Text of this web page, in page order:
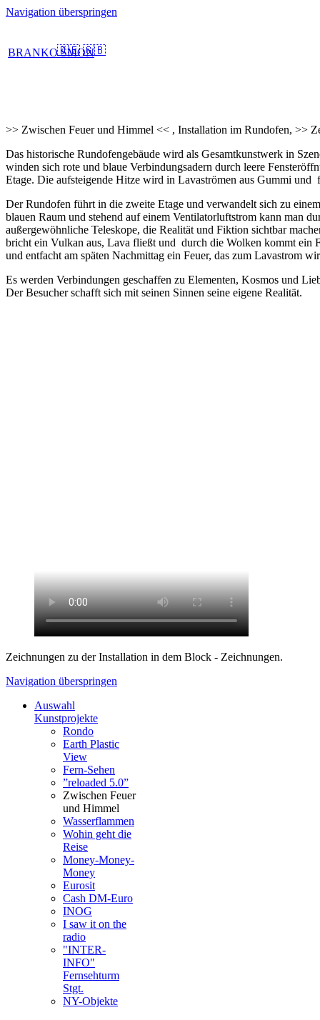
Navigation überspringen
BRANKO ŠMON
>> Zwischen Feuer und Himmel << , Installation im Rundofen, >>
Das historische Rundofengebäude wird als Gesamtkunstwerk in
winden sich rote und blaue Verbindungsadern durch leere
Etage. Die aufsteigende Hitze wird in Lavaströmen aus Gummi und
Der Rundofen führt in die zweite Etage und verwandelt sich zu
blauen Raum und stehend auf einem Ventilatorluftstrom kann man
außergewöhnliche Teleskope, die Realität und Fiktion sichtbar
bricht ein Vulkan aus, Lava fließt und durch die Wolken kommt ein
und entfacht am späten Nachmittag ein Feuer, das zum Lavastrom
Es werden Verbindungen geschaffen zu Elementen, Kosmos und
Der Besucher schafft sich mit seinen Sinnen seine eigene Realität.
Zeichnungen zu der Installation in dem Block - Zeichnungen.
🇩🇪 🇬🇧
Navigation überspringen
Auswahl
Kunstprojekte
Rondo
Earth Plastic
View
Fern-Sehen
”reloaded 5.0”
Zwischen Feuer
und Himmel
Wasserflammen
Wohin geht die
Reise
Money-Money-
Money
Eurosit
Cash DM-Euro
INOG
I saw it on the
radio
"INTER-
INFO"
Fernsehturm
Stgt.
NY-Objekte